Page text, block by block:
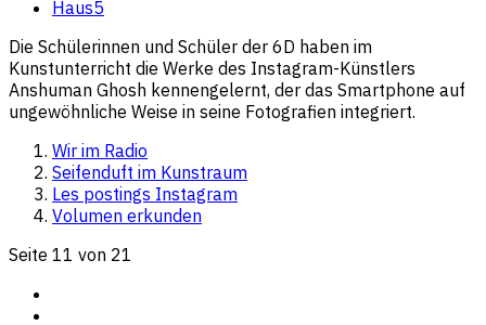
Haus5
Die Schülerinnen und Schüler der 6D haben im
Kunstunterricht die Werke des Instagram-Künstlers
Anshuman Ghosh kennengelernt, der das Smartphone auf
ungewöhnliche Weise in seine Fotografien integriert.
Wir im Radio
Seifenduft im Kunstraum
Les postings Instagram
Volumen erkunden
Seite 11 von 21